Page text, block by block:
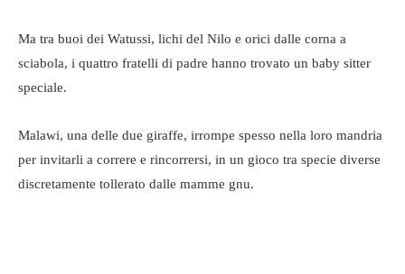
Ma tra buoi dei Watussi, lichi del Nilo e orici dalle corna a
sciabola, i quattro fratelli di padre hanno trovato un baby sitter
speciale.
Malawi, una delle due giraffe, irrompe spesso nella loro mandria
per invitarli a correre e rincorrersi, in un gioco tra specie diverse
discretamente tollerato dalle mamme gnu.